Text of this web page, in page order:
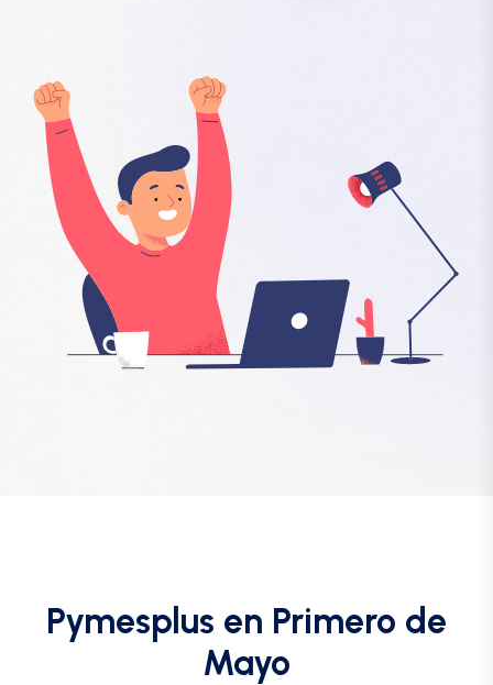
Pymesplus en Primero de
Mayo